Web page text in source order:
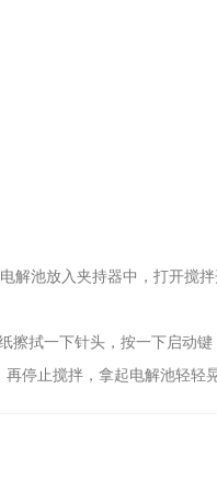
放入夹持器中，打开搅
一下针头，按一下启动
止搅拌，拿起电解池轻轻